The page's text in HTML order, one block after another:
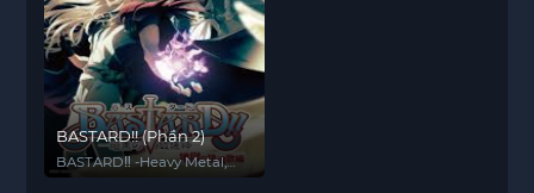
BASTARD!! (Phần 2)
BASTARD‼ -Heavy Metal,